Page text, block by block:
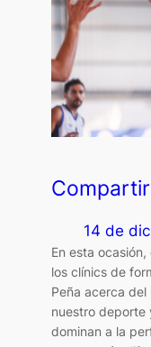
14 de
En esta
los clínics de
Peña acerca del
nuestro deporte
dominan a la